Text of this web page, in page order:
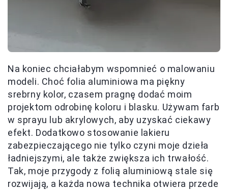
Na koniec chciałabym wspomnieć o malowaniu
modeli. Choć folia aluminiowa ma piękny
srebrny kolor, czasem pragnę dodać moim
projektom odrobinę koloru i blasku. Używam farb
w sprayu lub akrylowych, aby uzyskać ciekawy
efekt. Dodatkowo stosowanie lakieru
zabezpieczającego nie tylko czyni moje dzieła
ładniejszymi, ale także zwiększa ich trwałość.
Tak, moje przygody z folią aluminiową stale się
rozwijają, a każda nowa technika otwiera przede